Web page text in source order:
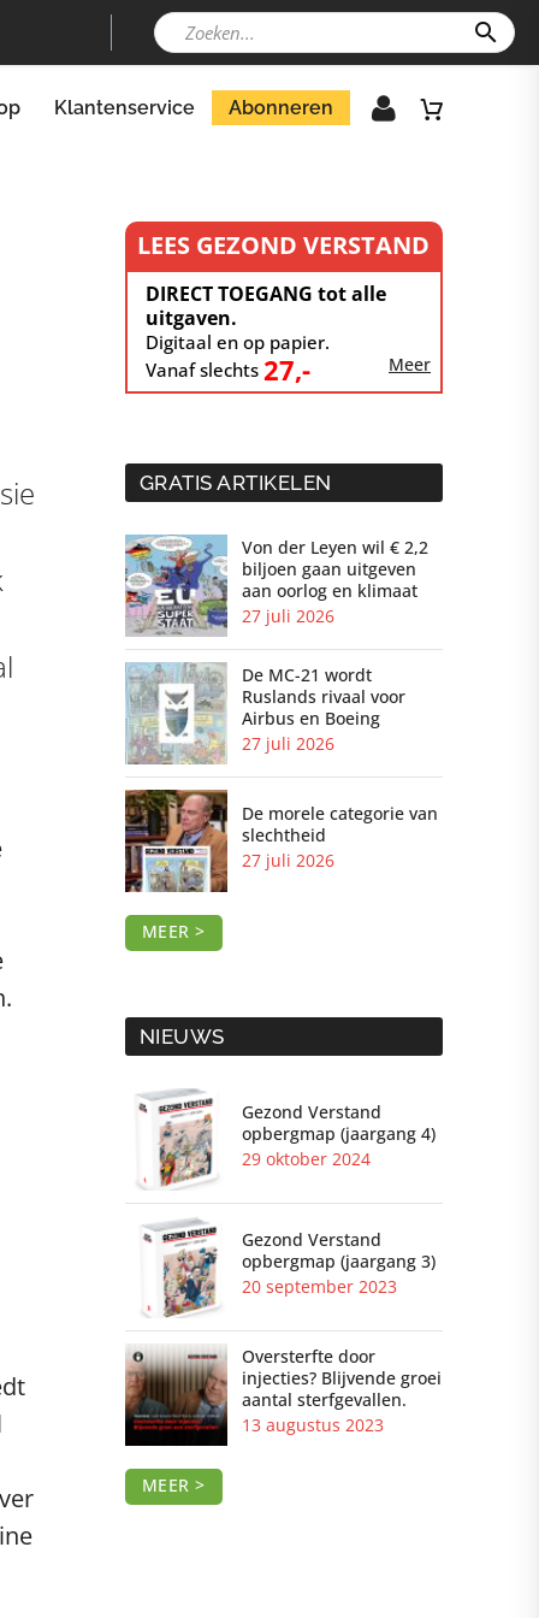
Klantenservice Abonneren
LEES GEZOND VERSTAND
DIRECT TOEGANG tot alle
uitgaven.
Digitaal en op papier.
Vanaf slechts 27,- Meer
GRATIS ARTIKELEN
Von der Leyen wil € 2,2
biljoen gaan uitgeven
aan oorlog en klimaat
27 juli 2026
De MC-21 wordt
Ruslands rivaal voor
Airbus en Boeing
27 juli 2026
De morele categorie van
slechtheid
27 juli 2026
MEER >
NIEUWS
Gezond Verstand
opbergmap (jaargang 4)
29 oktober 2024
Gezond Verstand
opbergmap (jaargang 3)
20 september 2023
Oversterfte door
injecties? Blijvende groei
aantal sterfgevallen.
13 augustus 2023
MEER >